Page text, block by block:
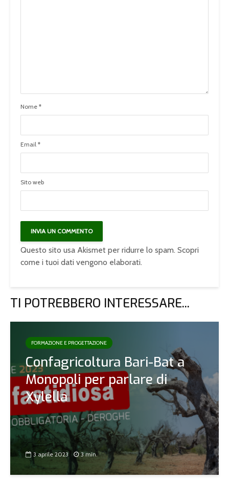
Nome *
Email *
Sito web
Questo sito usa Akismet per ridurre lo spam. Scopri
come i tuoi dati vengono elaborati.
TI POTREBBERO INTERESSARE...
FORMAZIONE E PROGETTAZIONE
Confagricoltura Bari-Bat a
Monopoli per parlare di
Xylella
3 aprile 2023 3 min.